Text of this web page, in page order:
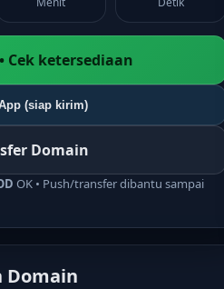
Cek ketersediaan
(siap kirim)
Domain
OK • Push/transfer dibantu sampai
Domain